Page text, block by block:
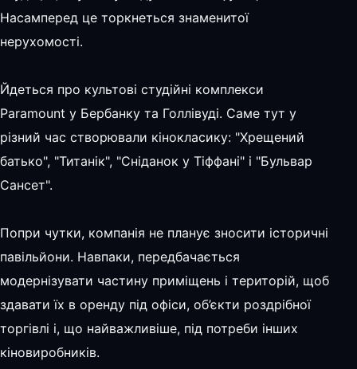
Насамперед це торкнеться знаменитої
нерухомості.
Йдеться про культові студійні комплекси
Paramount у Бербанку та Голлівуді. Саме тут у
різний час створювали кінокласику: "Хрещений
батько", "Титанік", "Сніданок у Тіффані" і "Бульвар
Сансет".
Попри чутки, компанія не планує зносити історичні
павільйони. Навпаки, передбачається
модернізувати частину приміщень і територій, щоб
здавати їх в оренду під офіси, об’єкти роздрібної
торгівлі і, що найважливіше, під потреби інших
кіновиробників.